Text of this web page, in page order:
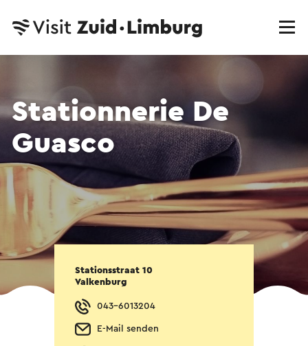
Stationnerie De
Guasco
Stationsstraat 10
Valkenburg
043-6013204
E-Mail senden